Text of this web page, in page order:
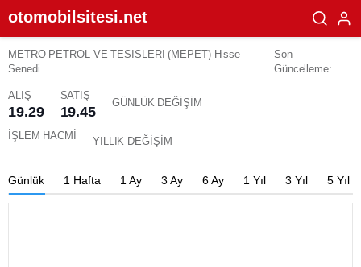
otomobilsitesi.net
METRO PETROL VE TESISLERI (MEPET) Hisse
Senedi
Son
Güncelleme:
ALIŞ
19.29
SATIŞ
19.45
GÜNLÜK DEĞİŞİM
İŞLEM HACMİ YILLIK DEĞİŞİM
Günlük 1 Hafta 1 Ay 3 Ay 6 Ay 1 Yıl 3 Yıl 5 Yıl